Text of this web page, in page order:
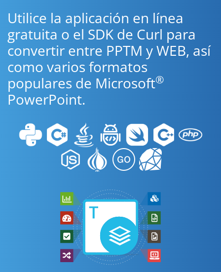
Utilice la aplicación en línea
gratuita o el SDK de Curl para
convertir entre PPTM y WEB, así
como varios formatos
populares de Microsoft®
PowerPoint.